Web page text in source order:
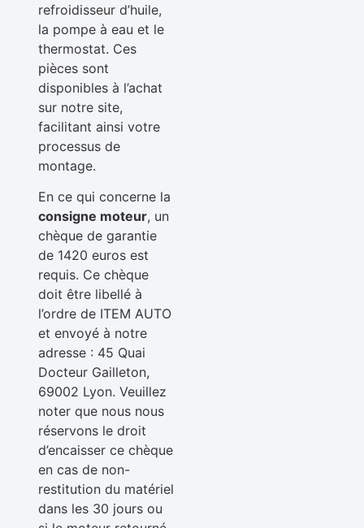
refroidisseur d’huile,
la pompe à eau et le
thermostat. Ces
pièces sont
disponibles à l’achat
sur notre site,
facilitant ainsi votre
processus de
montage.
En ce qui concerne la
consigne moteur, un
chèque de garantie
de 1420 euros est
requis. Ce chèque
doit être libellé à
l’ordre de ITEM AUTO
et envoyé à notre
adresse : 45 Quai
Docteur Gailleton,
69002 Lyon. Veuillez
noter que nous nous
réservons le droit
d’encaisser ce chèque
en cas de non-
restitution du matériel
dans les 30 jours ou